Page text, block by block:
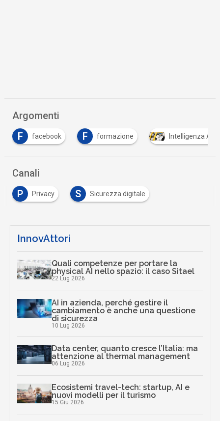
Argomenti
F
facebook F formazione Intelligenza
Canali
P
Privacy S Sicurezza digitale
InnovAttori
Quali competenze per portare la
physical AI nello spazio: il caso Sitael
22 Lug 2026
AI in azienda, perché gestire il
cambiamento è anche una questione
di sicurezza
10 Lug 2026
Data center, quanto cresce l’Italia: ma
attenzione al thermal management
06 Lug 2026
Ecosistemi travel-tech: startup, AI e
nuovi modelli per il turismo
15 Giu 2026